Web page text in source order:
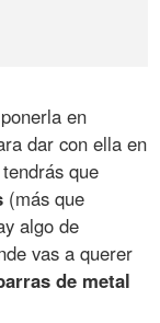
en
dar con ella en
que
(más que
algo de
vas a querer
de metal